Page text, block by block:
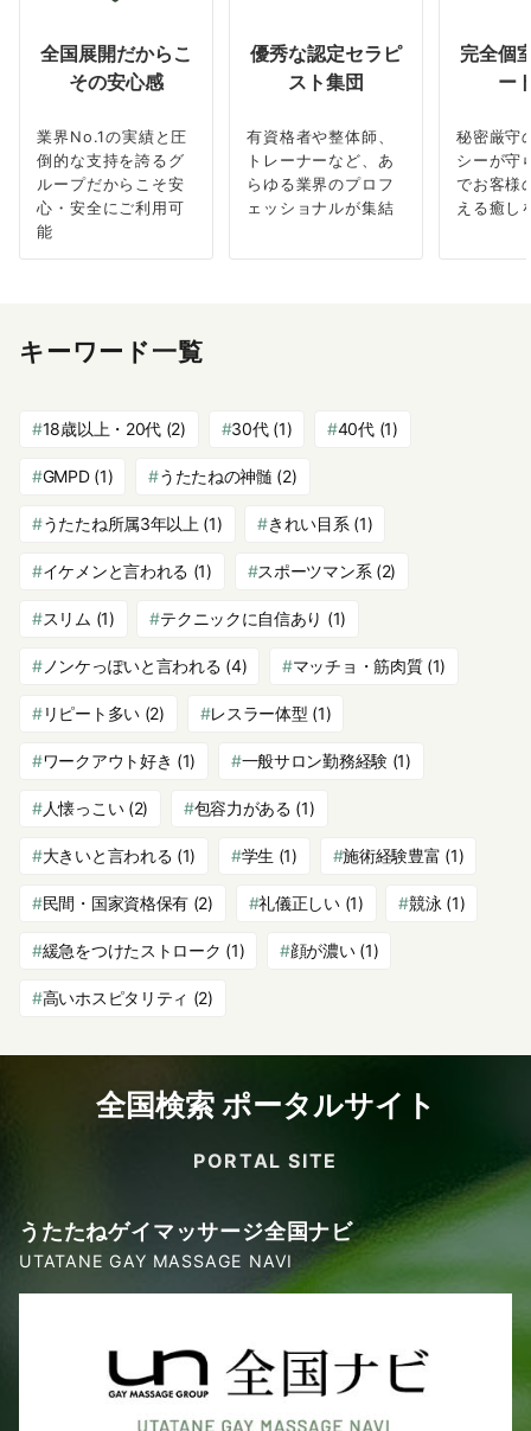
全国展開だからこ
その安心感
業界No.1の実績と圧
倒的な支持を誇るグ
ループだからこそ安
心・安全にご利用可
能
優秀な認定セラピ
スト集団
有資格者や整体師、
トレーナーなど、あ
らゆる業界のプロフ
ェッショナルが集結
完全個
ー
秘密厳守
シーが守
でお客様
える癒し
キーワード一覧
18歳以上・20代 (2) 30代(1) 40代(1)
GMPD(1) うたたねの神髄 (2)
うたたね所属3年以上 (1) きれい目系 (1)
イケメンと言われる (1) スポーツマン系 (2)
スリム (1) テクニックに自信あり (1)
ノンケっぽいと言われる (4) マッチョ・筋肉質(1)
リピート多い(2) レスラー体型 (1)
ワークアウト好き (1) 一般サロン勤務経験(1)
人懐っこい(2) 包容力がある (1)
大きいと言われる (1) 学生 (1) 施術経験豊富 (1)
民間・国家資格保有 (2) 礼儀正しい(1) 競泳 (1)
緩急をつけたストローク (1) 顔が濃い(1)
高いホスピタリティ (2)
全国検索 ポータルサイト
PORTAL SITE
うたたねゲイマッサージ全国ナビ
UTATANE GAY MASSAGE NAVI